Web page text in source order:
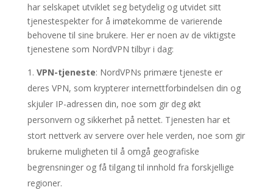
har selskapet utviklet seg betydelig og utvidet sitt
tjenestespekter for å imøtekomme de varierende
behovene til sine brukere. Her er noen av de viktigste
tjenestene som NordVPN tilbyr i dag:
VPN-tjeneste: NordVPNs primære tjeneste er
deres VPN, som krypterer internettforbindelsen din og
skjuler IP-adressen din, noe som gir deg økt
personvern og sikkerhet på nettet. Tjenesten har et
stort nettverk av servere over hele verden, noe som gir
brukerne muligheten til å omgå geografiske
begrensninger og få tilgang til innhold fra forskjellige
regioner.